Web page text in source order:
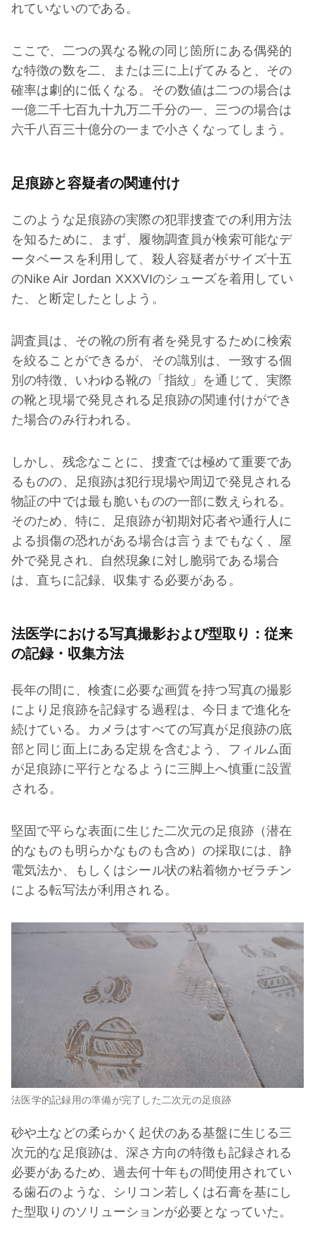
れていないのである。
ここで、二つの異なる靴の同じ箇所にある偶発的
な特徴の数を二、または三に上げてみると、その
確率は劇的に低くなる。その数値は二つの場合は
一億二千七百九十九万二千分の一、三つの場合は
六千八百三十億分の一まで小さくなってしまう。
足痕跡と容疑者の関連付け
このような足痕跡の実際の犯罪捜査での利用方法
を知るために、まず、履物調査員が検索可能なデ
ータベースを利用して、殺人容疑者がサイズ十五
のNike Air Jordan XXXVIのシューズを着用してい
た、と断定したとしよう。
調査員は、その靴の所有者を発見するために検索
を絞ることができるが、その識別は、一致する個
別の特徴、いわゆる靴の「指紋」を通じて、実際
の靴と現場で発見される足痕跡の関連付けができ
た場合のみ行われる。
しかし、残念なことに、捜査では極めて重要であ
るものの、足痕跡は犯行現場や周辺で発見される
物証の中では最も脆いものの一部に数えられる。
そのため、特に、足痕跡が初期対応者や通行人に
よる損傷の恐れがある場合は言うまでもなく、屋
外で発見され、自然現象に対し脆弱である場合
は、直ちに記録、収集する必要がある。
法医学における写真撮影および型取り：従来
の記録・収集方法
長年の間に、検査に必要な画質を持つ写真の撮影
により足痕跡を記録する過程は、今日まで進化を
続けている。カメラはすべての写真が足痕跡の底
部と同じ面上にある定規を含むよう、フィルム面
が足痕跡に平行となるように三脚上へ慎重に設置
される。
堅固で平らな表面に生じた二次元の足痕跡（潜在
的なものも明らかなものも含め）の採取には、静
電気法か、もしくはシール状の粘着物かゼラチン
による転写法が利用される。
法医学的記録用の準備が完了した二次元の足痕跡
砂や土などの柔らかく起伏のある基盤に生じる三
次元的な足痕跡は、深さ方向の特徴も記録される
必要があるため、過去何十年もの間使用されてい
る歯石のような、シリコン若しくは石膏を基にし
た型取りのソリューションが必要となっていた。